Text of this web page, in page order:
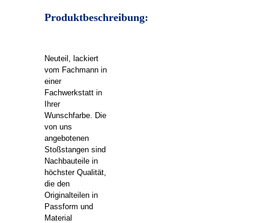
Produktbeschreibung:
Neuteil, lackiert
vom Fachmann in
einer
Fachwerkstatt in
Ihrer
Wunschfarbe. Die
von uns
angebotenen
Stoßstangen sind
Nachbauteile in
höchster Qualität,
die den
Originalteilen in
Passform und
Material